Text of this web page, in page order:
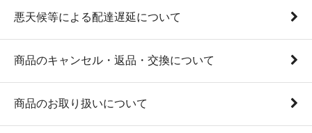
悪天候等による配達遅延について
商品のキャンセル・返品・交換について
商品のお取り扱いについて